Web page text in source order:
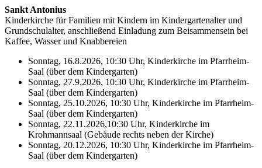
Sankt Antonius
Kinderkirche für Familien mit Kindern im Kindergartenalter und
Grundschulalter, anschließend Einladung zum Beisammensein bei
Kaffee, Wasser und Knabbereien
Sonntag, 16.8.2026, 10:30 Uhr, Kinderkirche im Pfarrheim-
Saal (über dem Kindergarten)
Sonntag, 27.9.2026, 10:30 Uhr, Kinderkirche im Pfarrheim-
Saal (über dem Kindergarten)
Sonntag, 25.10.2026, 10:30 Uhr, Kinderkirche im Pfarrheim-
Saal (über dem Kindergarten)
Sonntag, 22.11.2026,10:30 Uhr, Kinderkirche im
Krohmannsaal (Gebäude rechts neben der Kirche)
Sonntag, 20.12.2026, 10:30 Uhr, Kinderkirche im Pfarrheim-
Saal (über dem Kindergarten)